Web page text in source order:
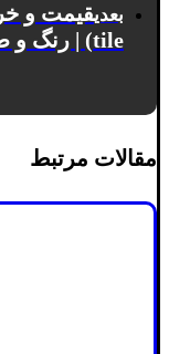
بعدی
tile) | رنگ و طرح متنوع | بهترین قیمت
مقالات مرتبط